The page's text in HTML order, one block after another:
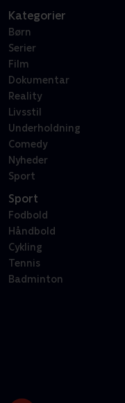
Kategorier
Børn
Serier
Film
Dokumentar
Reality
Livsstil
Underholdning
Comedy
Nyheder
Sport
Sport
Fodbold
Håndbold
Cykling
Tennis
Badminton